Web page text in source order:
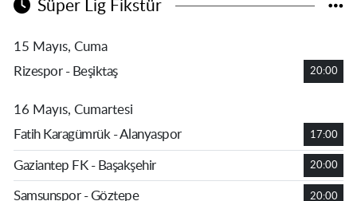
Süper Lig Fikstür
15 Mayıs, Cuma
Rizespor - Beşiktaş
20:00
16 Mayıs, Cumartesi
Fatih Karagümrük - Alanyaspor
17:00
Gaziantep FK - Başakşehir 20:00
Samsunspor - Göztepe 20:00